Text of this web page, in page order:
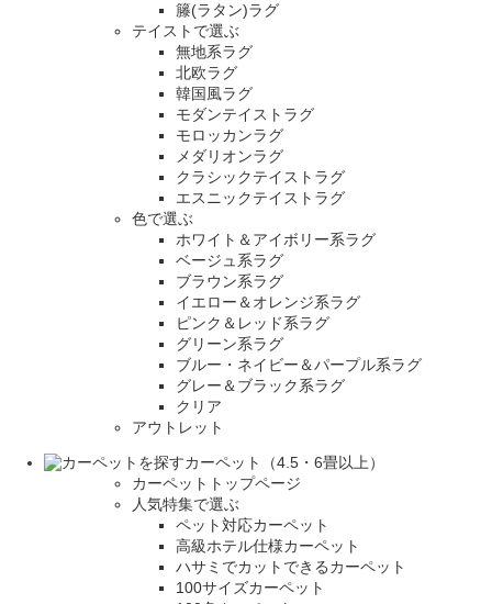
籐(ラタン)ラグ
テイストで選ぶ
無地系ラグ
北欧ラグ
韓国風ラグ
モダンテイストラグ
モロッカンラグ
メダリオンラグ
クラシックテイストラグ
エスニックテイストラグ
色で選ぶ
ホワイト＆アイボリー系ラグ
ベージュ系ラグ
ブラウン系ラグ
イエロー＆オレンジ系ラグ
ピンク＆レッド系ラグ
グリーン系ラグ
ブルー・ネイビー＆パープル系ラグ
グレー＆ブラック系ラグ
クリア
アウトレット
カーペット（4.5・6畳以上）
カーペットトップページ
人気特集で選ぶ
ペット対応カーペット
高級ホテル仕様カーペット
ハサミでカットできるカーペット
100サイズカーペット